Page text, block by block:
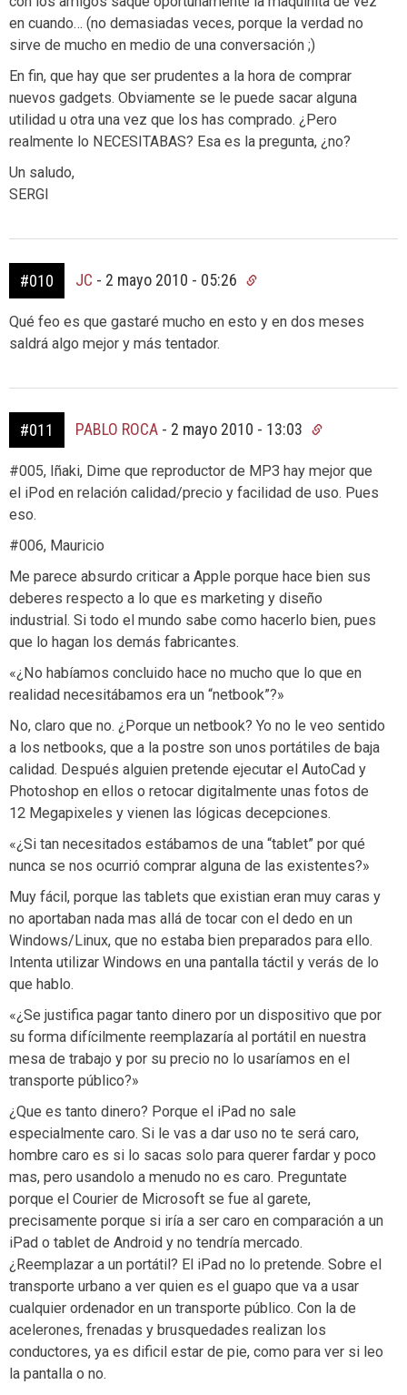
en cuando… (no demasiadas veces, porque la verdad no
sirve de mucho en medio de una conversación ;)
En fin, que hay que ser prudentes a la hora de comprar
nuevos gadgets. Obviamente se le puede sacar alguna
utilidad u otra una vez que los has comprado. ¿Pero
realmente lo NECESITABAS? Esa es la pregunta, ¿no?
Un saludo,
SERGI
#010 JC - 2 mayo 2010 - 05:26
Qué feo es que gastaré mucho en esto y en dos meses
saldrá algo mejor y más tentador.
#011 PABLO ROCA - 2 mayo 2010 - 13:03
#005, Iñaki, Dime que reproductor de MP3 hay mejor que
el iPod en relación calidad/precio y facilidad de uso. Pues
eso.
#006, Mauricio
Me parece absurdo criticar a Apple porque hace bien sus
deberes respecto a lo que es marketing y diseño
industrial. Si todo el mundo sabe como hacerlo bien, pues
que lo hagan los demás fabricantes.
«¿No habíamos concluido hace no mucho que lo que en
realidad necesitábamos era un “netbook”?»
No, claro que no. ¿Porque un netbook? Yo no le veo sentido
a los netbooks, que a la postre son unos portátiles de baja
calidad. Después alguien pretende ejecutar el AutoCad y
Photoshop en ellos o retocar digitalmente unas fotos de
12 Megapixeles y vienen las lógicas decepciones.
«¿Si tan necesitados estábamos de una “tablet” por qué
nunca se nos ocurrió comprar alguna de las existentes?»
Muy fácil, porque las tablets que existian eran muy caras y
no aportaban nada mas allá de tocar con el dedo en un
Windows/Linux, que no estaba bien preparados para ello.
Intenta utilizar Windows en una pantalla táctil y verás de lo
que hablo.
«¿Se justifica pagar tanto dinero por un dispositivo que por
su forma difícilmente reemplazaría al portátil en nuestra
mesa de trabajo y por su precio no lo usaríamos en el
transporte público?»
¿Que es tanto dinero? Porque el iPad no sale
especialmente caro. Si le vas a dar uso no te será caro,
hombre caro es si lo sacas solo para querer fardar y poco
mas, pero usandolo a menudo no es caro. Preguntate
porque el Courier de Microsoft se fue al garete,
precisamente porque si iría a ser caro en comparación a un
iPad o tablet de Android y no tendría mercado.
¿Reemplazar a un portátil? El iPad no lo pretende. Sobre el
transporte urbano a ver quien es el guapo que va a usar
cualquier ordenador en un transporte público. Con la de
acelerones, frenadas y brusquedades realizan los
conductores, ya es dificil estar de pie, como para ver si leo
la pantalla o no.